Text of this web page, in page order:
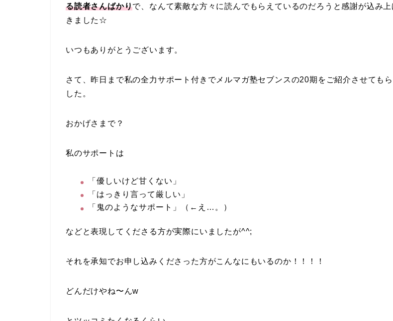
る読者さんばかりで、なんて素敵な方々に読んでもらえているのだろうと感謝が込み上
きました☆
いつもありがとうございます。
さて、昨日まで私の全力サポート付きでメルマガ塾セブンスの20期をご紹介させてもら
した。
おかげさまで？
私のサポートは
「優しいけど甘くない」
「はっきり言って厳しい」
「鬼のようなサポート」（←え…。）
などと表現してくださる方が実際にいましたが^^;
それを承知でお申し込みくださった方がこんなにもいるのか！！！！
どんだけやね〜んw